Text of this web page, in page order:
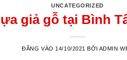
UNCATEGORIZED
giả gỗ tại Bình
ĐĂNG VÀO 14/10/2021 BỞI ADMIN